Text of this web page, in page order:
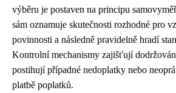
výběru je postaven na principu
sám oznamuje skutečnosti rozhodné pro
povinnosti a následně pravidelně hradí
Kontrolní mechanismy zajišťují
postihují případné nedoplatky nebo
platbě poplatků.